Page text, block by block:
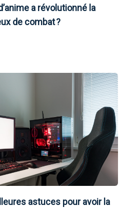
a révolutionné la
de combat ?
astuces pour avoir la